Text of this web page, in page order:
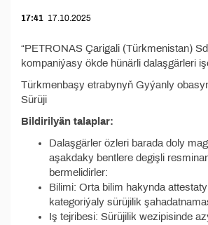
17:41 17.10.2025
“PETRONAS Çarigali (Türkmenistan)
kompaniýasy ökde hünärli dalaşgärleri
Türkmenbaşy etrabynyň Gyýanly
Sürüji
Bildirilyän talaplar:
Dalaşgärler özleri barada doly
aşakdaky bentlere degişli
bermelidirler:
Bilimi: Orta bilim hakynda
kategoriýaly sürüjilik
Iş tejribesi: Sürüjilik wezipisinde